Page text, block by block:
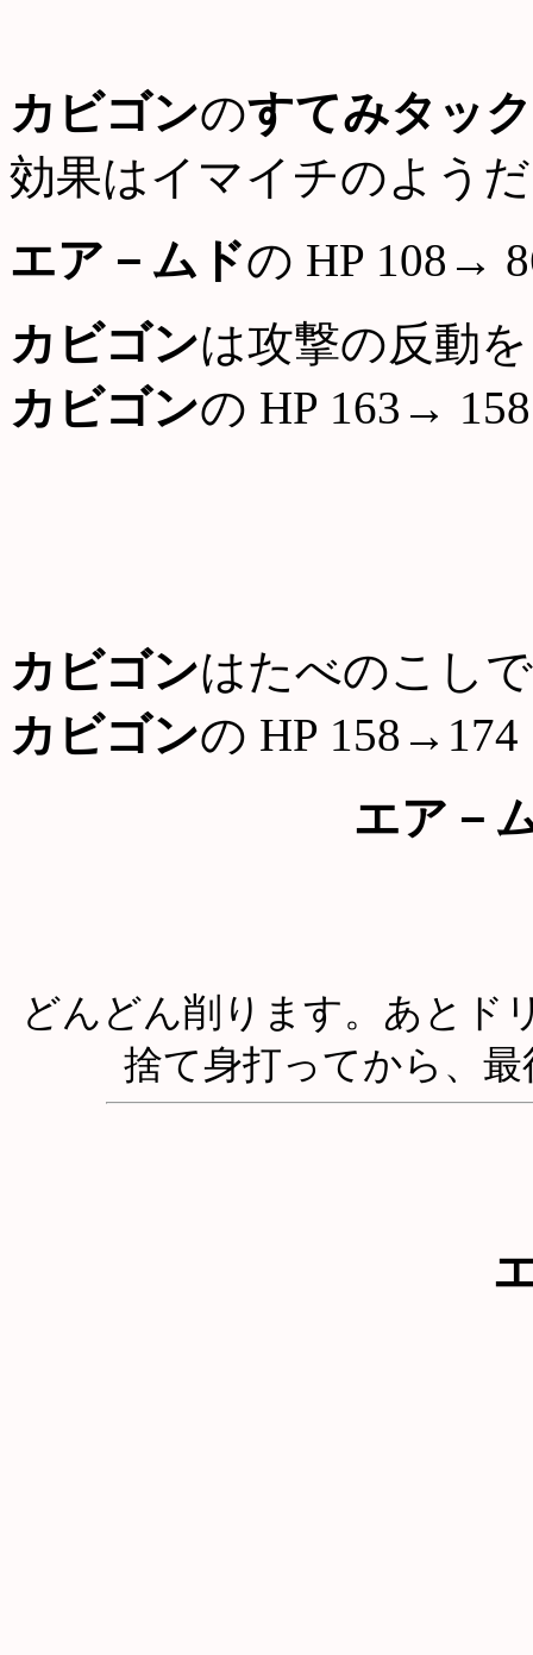
カビゴンのすてみタッ
効果はイマイチのようだ
エア－ムドの HP 108→
カビゴンは攻撃の反動
カビゴンの HP 163→ 158
カビゴンはたべのこし
カビゴンの HP 158→174
エア－
どんどん削ります。あとド
捨て身打ってから、